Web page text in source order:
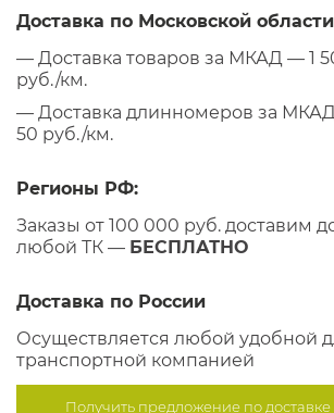
Доставка по Московской
— Доставка товаров за МКАД — 1
руб./км.
— Доставка длинномеров за
50 руб./км.
Регионы РФ:
Заказы от 100 000 руб. доставим
любой ТК — БЕСПЛАТНО
Доставка по России
Осуществляется любой удобной
транспортной компанией
Получить предложение по